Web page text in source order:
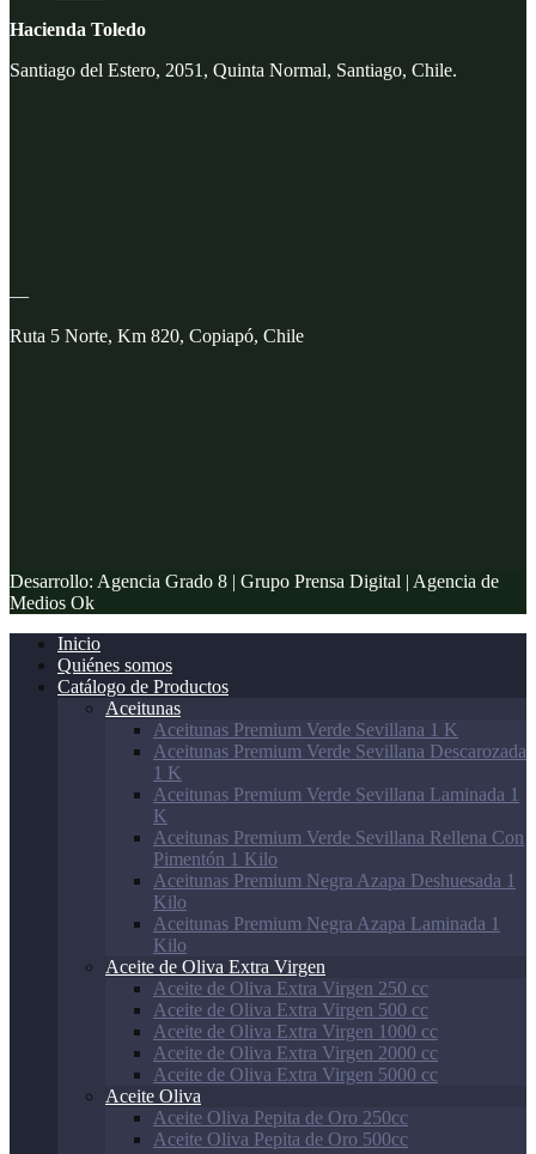
Hacienda Toledo
Santiago del Estero, 2051, Quinta Normal, Santiago, Chile.
—
Ruta 5 Norte, Km 820, Copiapó, Chile
Desarrollo: Agencia Grado 8 | Grupo Prensa Digital | Agencia de
Medios Ok
Inicio
Quiénes somos
Catálogo de Productos
Aceitunas
Aceitunas Premium Verde Sevillana 1 K
Aceitunas Premium Verde Sevillana Descarozada
1 K
Aceitunas Premium Verde Sevillana Laminada 1
K
Aceitunas Premium Verde Sevillana Rellena Con
Pimentón 1 Kilo
Aceitunas Premium Negra Azapa Deshuesada 1
Kilo
Aceitunas Premium Negra Azapa Laminada 1
Kilo
Aceite de Oliva Extra Virgen
Aceite de Oliva Extra Virgen 250 cc
Aceite de Oliva Extra Virgen 500 cc
Aceite de Oliva Extra Virgen 1000 cc
Aceite de Oliva Extra Virgen 2000 cc
Aceite de Oliva Extra Virgen 5000 cc
Aceite Oliva
Aceite Oliva Pepita de Oro 250cc
Aceite Oliva Pepita de Oro 500cc